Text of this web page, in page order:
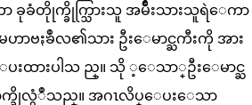
ခုခံတိုုက္ခိုက္သြားသူ အမ်ိဳးသားသူရဲေကာ
ဟာဗႏၶဳလ၏သား ဦးေမာင္ႀကီးကို အား
းထားပါသ ည္။ သို ့ေသာ္ဦးေမာင္ႀ
ာက္ခိုလွံဳသည္။ အဂၤလိပ္ေပးေသာ